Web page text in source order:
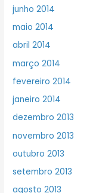
junho 2014
maio 2014
abril 2014
março 2014
fevereiro 2014
janeiro 2014
dezembro 2013
novembro 2013
outubro 2013
setembro 2013
agosto 2013